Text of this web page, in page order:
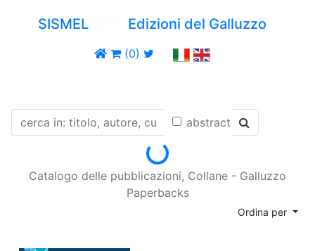
SISMEL Edizioni del Galluzzo
(0)
abstract
Loading...
Catalogo delle pubblicazioni, Collane - Galluzzo
Paperbacks
Ordina per